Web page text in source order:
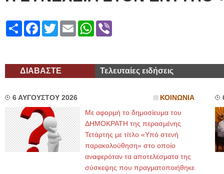
ShareFacebook
TwitterEmailWhatsApp
ΔΙΑΒΑΣΤΕ Τελευταίες ειδήσεις
6 ΑΥΓΟΥΣΤΟΥ 2026 ΚΟΙΝΩΝΙΑ
Με αφορμή το δημοσίευμα του
ΔΗΜΟΚΡΑΤΗ της περασμένης
Τετάρτης με τίτλο «Υπό στενή
παρακολούθηση» στο οποίο
αναφερόταν τα αποτελέσματα της
σύσκεψης που πραγματοποιήθηκε